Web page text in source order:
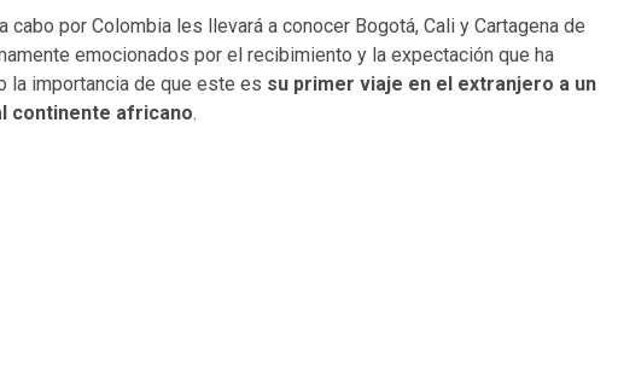
por Colombia les llevará a conocer Bogotá, Cali y Cartagena de
emocionados por el recibimiento y la expectación que ha
la importancia de que este es su primer viaje en el extranjero a un
continente africano.